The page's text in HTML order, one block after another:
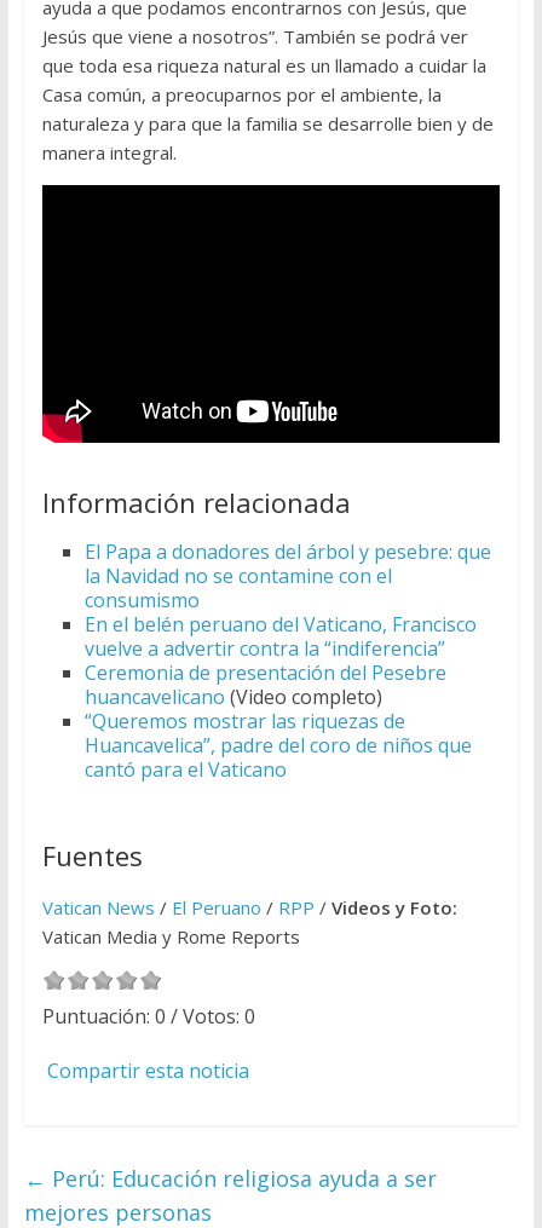
ayuda a que podamos encontrarnos con Jesús, que
Jesús que viene a nosotros”. También se podrá ver
que toda esa riqueza natural es un llamado a cuidar la
Casa común, a preocuparnos por el ambiente, la
naturaleza y para que la familia se desarrolle bien y de
manera integral.
Información relacionada
El Papa a donadores del árbol y pesebre: que
la Navidad no se contamine con el
consumismo
En el belén peruano del Vaticano, Francisco
vuelve a advertir contra la “indiferencia”
Ceremonia de presentación del Pesebre
huancavelicano (Video completo)
“Queremos mostrar las riquezas de
Huancavelica”, padre del coro de niños que
cantó para el Vaticano
Fuentes
Vatican News / El Peruano / RPP / Videos y Foto:
Vatican Media y Rome Reports
Puntuación: 0 / Votos: 0
Compartir esta noticia
← Perú: Educación religiosa ayuda a ser
mejores personas